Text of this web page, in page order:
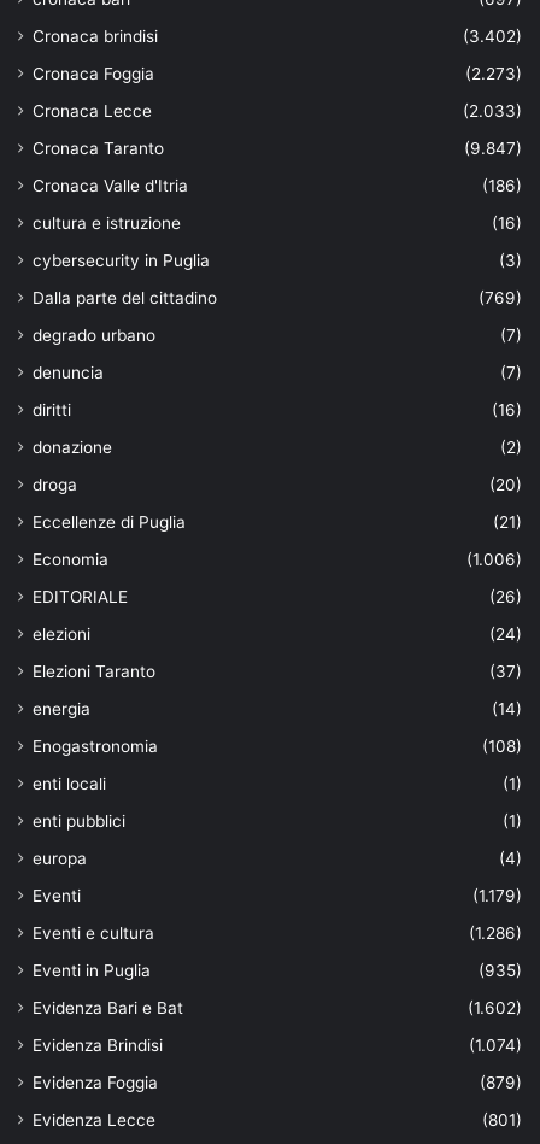
Cronaca brindisi
(3.402)
Cronaca Foggia
(2.273)
Cronaca Lecce
(2.033)
Cronaca Taranto
(9.847)
Cronaca Valle d'Itria
(186)
cultura e istruzione
(16)
cybersecurity in Puglia
(3)
Dalla parte del cittadino
(769)
degrado urbano
(7)
denuncia
(7)
diritti
(16)
donazione
(2)
droga
(20)
Eccellenze di Puglia
(21)
Economia
(1.006)
EDITORIALE
(26)
elezioni
(24)
Elezioni Taranto
(37)
energia
(14)
Enogastronomia
(108)
enti locali
(1)
enti pubblici
(1)
europa
(4)
Eventi
(1.179)
Eventi e cultura
(1.286)
Eventi in Puglia
(935)
Evidenza Bari e Bat
(1.602)
Evidenza Brindisi
(1.074)
Evidenza Foggia
(879)
Evidenza Lecce
(801)